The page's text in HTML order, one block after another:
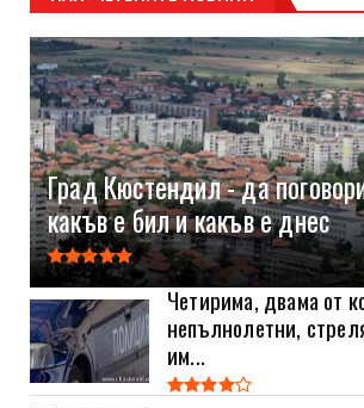
Град Кюстендил - да
какъв е бил и какъв е днес
Четирима, двама от
непълнолетни,
им...